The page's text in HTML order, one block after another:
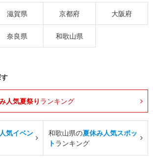
滋賀県 京都府 大阪府
奈良県 和歌山県
人気夏祭り ランキング
気イベン
和歌山県の夏休み人気スポッ
トランキング